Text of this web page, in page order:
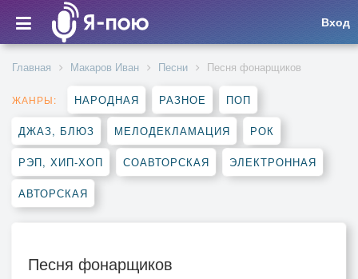
Вход
Главная Макаров Иван Песни Песня фонарщиков
ЖАНРЫ: НАРОДНАЯ РАЗНОЕ ПОП
ДЖАЗ, БЛЮЗ МЕЛОДЕКЛАМАЦИЯ РОК
РЭП, ХИП-ХОП СОАВТОРСКАЯ ЭЛЕКТРОННАЯ
АВТОРСКАЯ
Песня фонарщиков